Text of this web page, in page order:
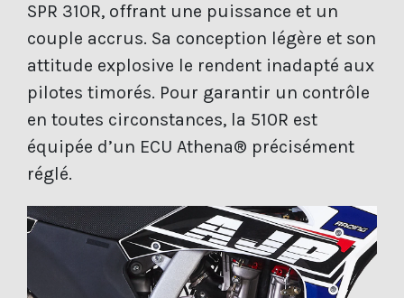
SPR 310R, offrant une puissance et un
couple accrus. Sa conception légère et son
attitude explosive le rendent inadapté aux
pilotes timorés. Pour garantir un contrôle
en toutes circonstances, la 510R est
équipée d’un ECU Athena® précisément
réglé.